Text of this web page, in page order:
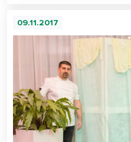
09.11.2017